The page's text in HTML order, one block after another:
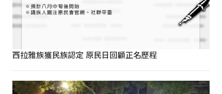
西拉雅族獲民族認定 原民日回顧正名歷程